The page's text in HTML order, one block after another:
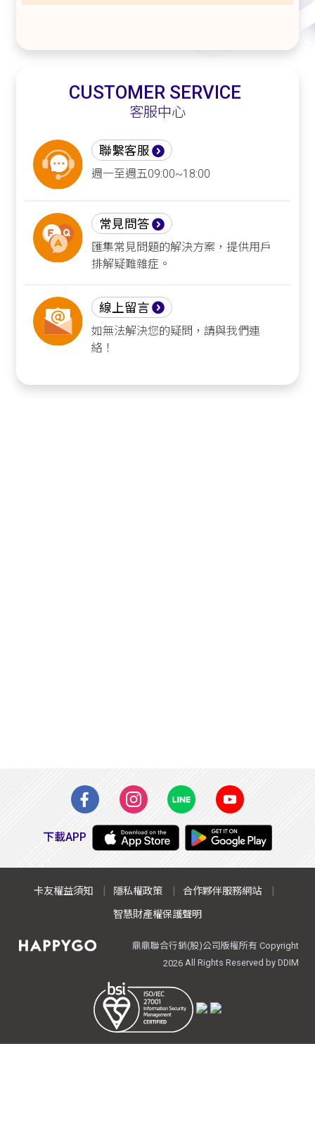
CUSTOMER SERVICE
客服中心
聯繫客服
週一至週五09:00~18:00
常見問答
匯集常見問題的解決方案，提供用戶
排解疑難雜症。
線上留言
如無法解決您的疑問，請與我們連
絡！
下載APP
卡友權益須知 隱私權政策
合作夥伴服務網站
智慧財產權保護聲明
鼎鼎聯合行銷(股)公司版權所有 Copyright
2026All Rights Reserved by DDIM